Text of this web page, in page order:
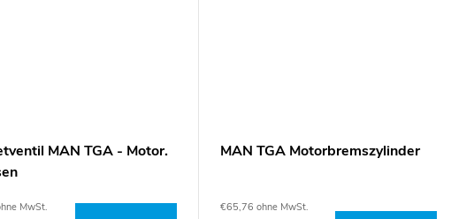
MAN TGA - Motor.
MwSt.
MAN TGA Motorbremszylinder
€65,76 ohne MwSt.